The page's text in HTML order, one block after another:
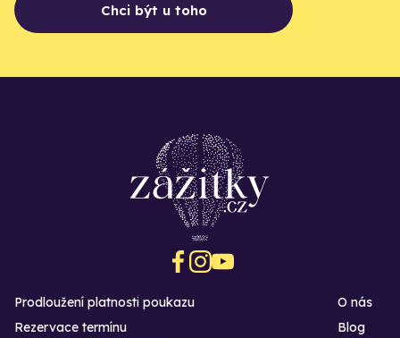
Chci být u toho
Prodloužení platnosti poukazu
Rezervace termínu
O nás
Blog